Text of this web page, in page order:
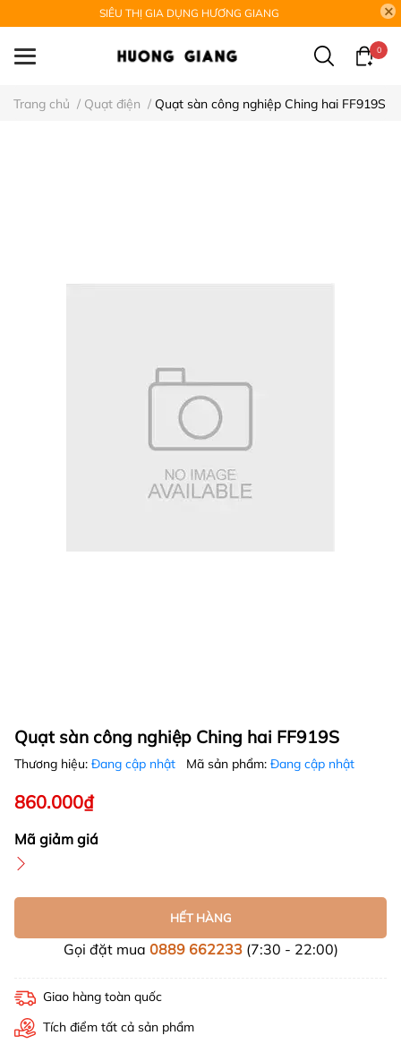
SIÊU THỊ GIA DỤNG HƯƠNG GIANG
0
Trang chủ / Quạt điện / Quạt sàn công nghiệp Ching hai FF919S
Quạt sàn công nghiệp Ching hai FF919S
Thương hiệu: Đang cập nhật Mã sản phẩm: Đang cập nhật
860.000₫
Mã giảm giá
HẾT HÀNG
Gọi đặt mua 0889 662233(7:30 - 22:00)
Giao hàng toàn quốc
Tích điểm tất cả sản phẩm